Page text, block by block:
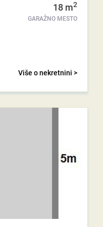
18 m2
GARAŽNO MESTO
Više o nekretnini >